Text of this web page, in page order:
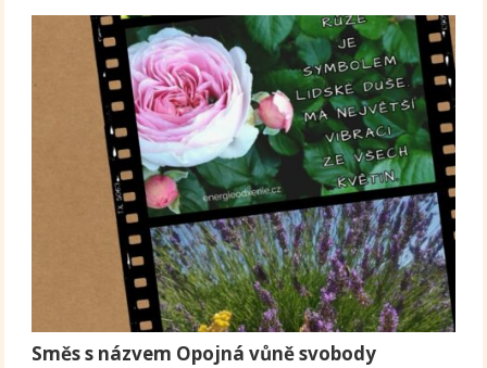
Směs s názvem Opojná vůně svobody